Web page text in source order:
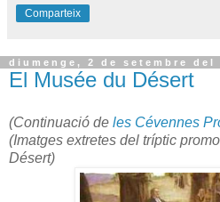
Comparteix
diumenge, 2 de setembre del
El Musée du Désert
(Continuació de les Cévennes
(Imatges extretes del tríptic
Désert)